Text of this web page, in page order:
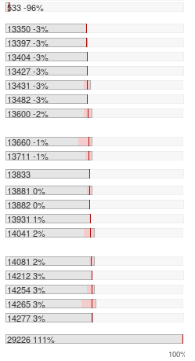
533 -96%
13350 -3%
13397 -3%
13404 -3%
13427 -3%
13431 -3%
13482 -3%
13600 -2%
13660 -1%
13711 -1%
13833
13881 0%
13882 0%
13931 1%
14041 2%
14081 2%
14212 3%
14254 3%
14265 3%
14277 3%
29226 111%
100%